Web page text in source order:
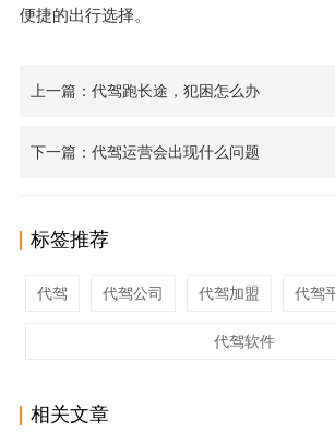
便捷的出行选择。
上一篇：代驾跑长途，犯困怎么办
下一篇：代驾运营会出现什么问题
标签推荐
代驾 代驾公司 代驾加盟 代驾
代驾软件
相关文章